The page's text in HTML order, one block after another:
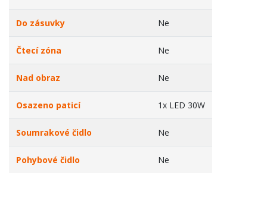
Do zásuvky Ne
Čtecí zóna Ne
Nad obraz Ne
Osazeno paticí 1x LED 30W
Soumrakové čidlo Ne
Pohybové čidlo Ne